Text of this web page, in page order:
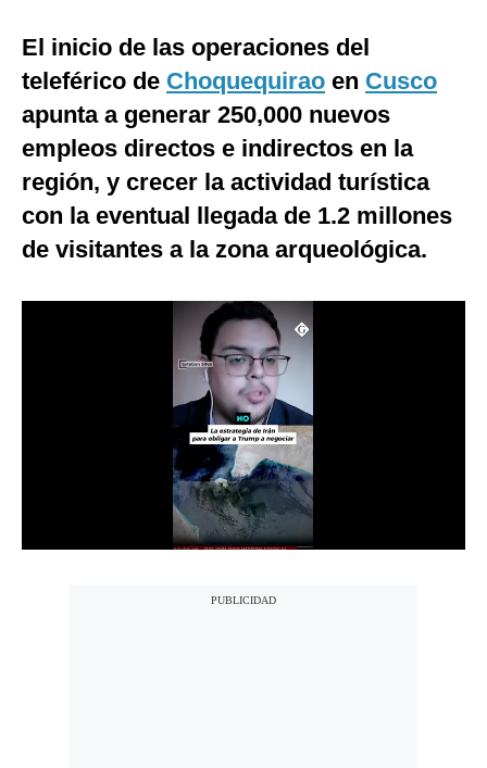
España
Internacional
Tecnología
Club del Suscriptor
Mix
G de Gestión
Notas Contratadas
El inicio de las operaciones del
teleférico de Choquequirao en Cusco
apunta a generar 250,000 nuevos
empleos directos e indirectos en la
región, y crecer la actividad turística
con la eventual llegada de 1.2 millones
de visitantes a la zona arqueológica.